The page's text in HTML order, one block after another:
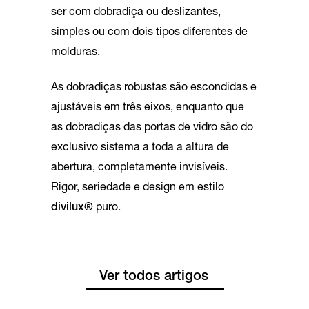
ser com dobradiça ou deslizantes,
simples ou com dois tipos diferentes de
molduras.
As dobradiças robustas são escondidas e
ajustáveis em três eixos, enquanto que
as dobradiças das portas de vidro são do
exclusivo sistema a toda a altura de
abertura, completamente invisíveis.
Rigor, seriedade e design em estilo
divilux® puro.
Ver todos artigos